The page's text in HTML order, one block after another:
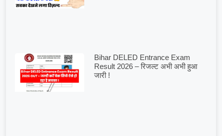
Bihar DELED Entrance Exam
Result 2026 – रिजल्ट अभी अभी हुआ
जारी !